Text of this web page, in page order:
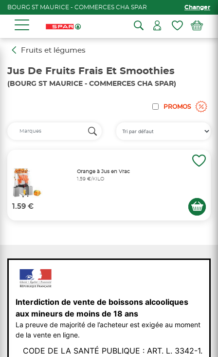
BOURG ST MAURICE - COMMERCES CHA SPAR Changer
Fruits et légumes
Jus De Fruits Frais Et Smoothies
(BOURG ST MAURICE - COMMERCES CHA SPAR)
PROMOS
Orange à Jus en Vrac
1,59 €/KILO
1.59 €
Interdiction de vente de boissons alcooliques
aux mineurs de moins de 18 ans
La preuve de majorité de l’acheteur est exigée au moment
de la vente en ligne.
CODE DE LA SANTÉ PUBLIQUE : ART. L. 3342-1.